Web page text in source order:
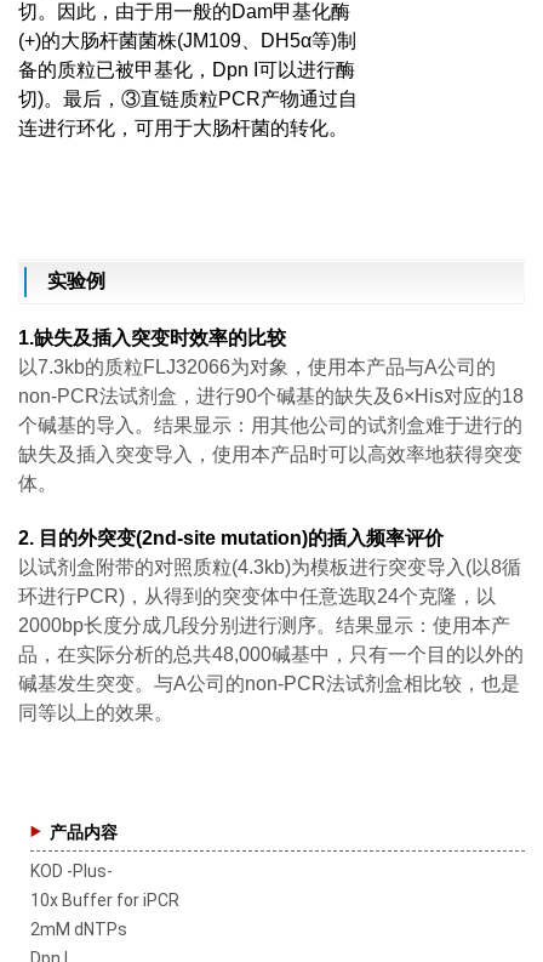
切。因此，由于用一般的Dam甲基化酶
(+)的大肠杆菌菌株(JM109、DH5α等)制
备的质粒已被甲基化，Dpn I可以进行酶
切)。最后，③直链质粒PCR产物通过自
连进行环化，可用于大肠杆菌的转化。
实验例
1.缺失及插入突变时效率的比较
以7.3kb的质粒FLJ32066为对象，使用本产品与A公司的
non-PCR法试剂盒，进行90个碱基的缺失及6×His对应的18
个碱基的导入。结果显示：用其他公司的试剂盒难于进行的
缺失及插入突变导入，使用本产品时可以高效率地获得突变
体。
2. 目的外突变(2nd-site mutation)的插入频率评价
以试剂盒附带的对照质粒(4.3kb)为模板进行突变导入(以8循
环进行PCR)，从得到的突变体中任意选取24个克隆，以
2000bp长度分成几段分别进行测序。结果显示：使用本产
品，在实际分析的总共48,000碱基中，只有一个目的以外的
碱基发生突变。与A公司的non-PCR法试剂盒相比较，也是
同等以上的效果。
产品内容
KOD -Plus-
10x Buffer for iPCR
2mM dNTPs